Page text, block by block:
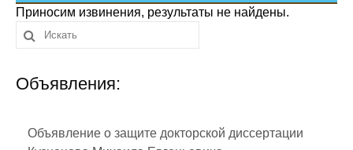
Сотрудники
Отчетность
Противодействие коррупции
Приносим извинения, результаты не найдены.
Объявления:
Объявление о защите докторской диссертации